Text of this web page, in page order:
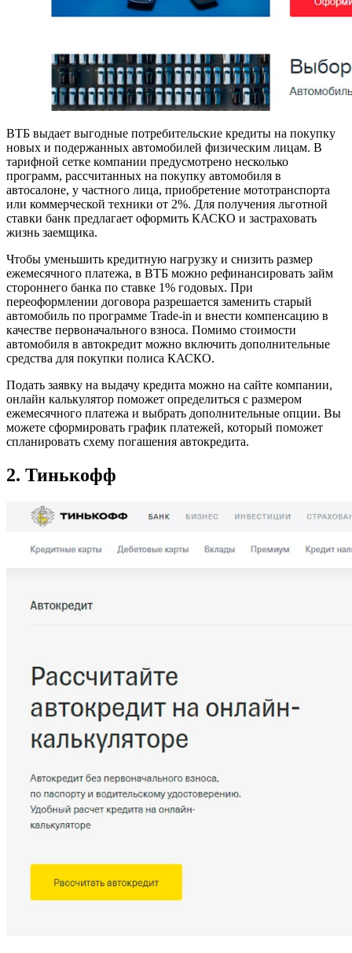
ВТБ выдает выгодные потребительские кредиты на покупку
новых и подержанных автомобилей физическим лицам. В
тарифной сетке компании предусмотрено несколько
программ, рассчитанных на покупку автомобиля в
автосалоне, у частного лица, приобретение мототранспорта
или коммерческой техники от 2%. Для получения льготной
ставки банк предлагает оформить КАСКО и застраховать
жизнь заемщика.
Чтобы уменьшить кредитную нагрузку и снизить размер
ежемесячного платежа, в ВТБ можно рефинансировать займ
стороннего банка по ставке 1% годовых. При
переоформлении договора разрешается заменить старый
автомобиль по программе Trade-in и внести компенсацию в
качестве первоначального взноса. Помимо стоимости
автомобиля в автокредит можно включить дополнительные
средства для покупки полиса КАСКО.
Подать заявку на выдачу кредита можно на сайте компании,
онлайн калькулятор поможет определиться с размером
ежемесячного платежа и выбрать дополнительные опции. Вы
можете сформировать график платежей, который поможет
спланировать схему погашения автокредита.
2. Тинькофф